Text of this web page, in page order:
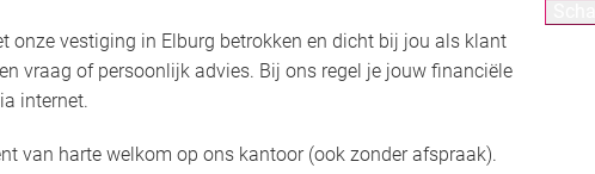
onze vestiging in Elburg betrokken en dicht bij jou als klant
vraag of persoonlijk advies. Bij ons regel je jouw financiële
internet.
van harte welkom op ons kantoor (ook zonder afspraak).